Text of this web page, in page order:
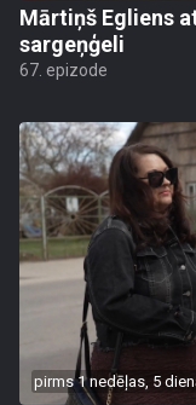
Mārtiņš Egliens
sargeņģeli
67. epizode
pirms 1 nedēļas, 5